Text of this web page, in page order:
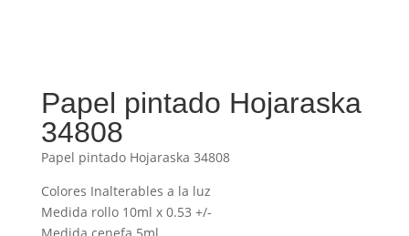
Papel pintado Hojaraska
34808
Papel pintado Hojaraska 34808
Colores Inalterables a la luz
Medida rollo 10ml x 0.53 +/-